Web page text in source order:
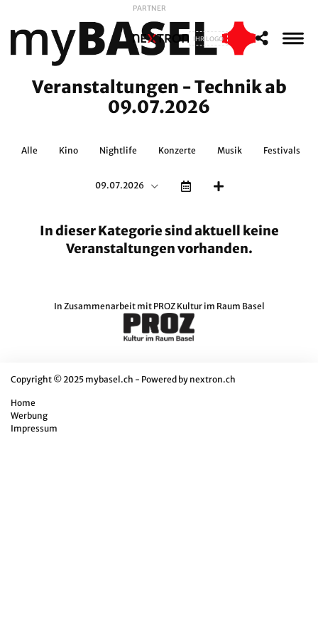
PARTNER
IHR LOGO
Veranstaltungen - Technik ab
09.07.2026
Alle Kino Nightlife Konzerte Musik Festivals
09.07.2026
In dieser Kategorie sind aktuell keine
Veranstaltungen vorhanden.
In Zusammenarbeit mit PROZ Kultur im Raum Basel
Copyright © 2025 mybasel.ch - Powered by nextron.ch
Home
Werbung
Impressum